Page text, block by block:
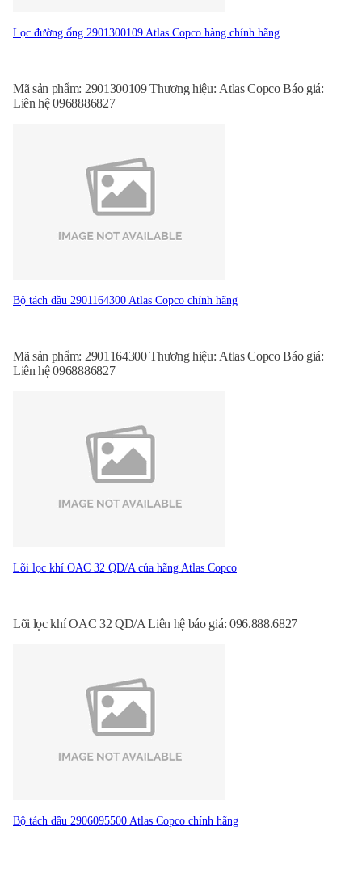
Lọc đường ống 2901300109 Atlas Copco hàng chính hãng
Mã sản phẩm: 2901300109 Thương hiệu: Atlas Copco Báo giá:
Liên hệ 0968886827
Bộ tách dầu 2901164300 Atlas Copco chính hãng
Mã sản phẩm: 2901164300 Thương hiệu: Atlas Copco Báo giá:
Liên hệ 0968886827
Lõi lọc khí OAC 32 QD/A của hãng Atlas Copco
Lõi lọc khí OAC 32 QD/A Liên hệ báo giá: 096.888.6827
Bộ tách dầu 2906095500 Atlas Copco chính hãng